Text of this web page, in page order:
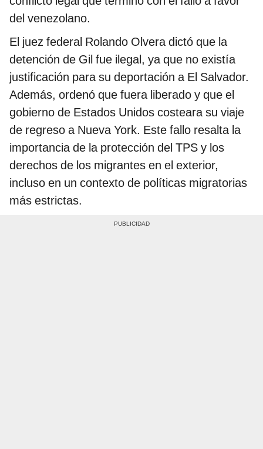
del venezolano.
El juez federal Rolando Olvera dictó que la
detención de Gil fue ilegal, ya que no existía
justificación para su deportación a El Salvador.
Además, ordenó que fuera liberado y que el
gobierno de Estados Unidos costeara su viaje
de regreso a Nueva York. Este fallo resalta la
importancia de la protección del TPS y los
derechos de los migrantes en el exterior,
incluso en un contexto de políticas migratorias
más estrictas.